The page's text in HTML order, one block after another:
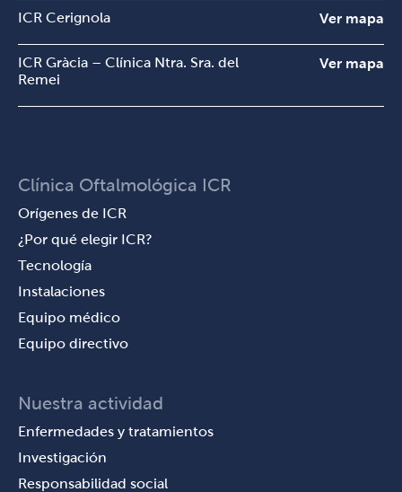
ICR Cerignola Ver mapa
ICR Gràcia – Clínica Ntra. Sra. del
Remei
Ver mapa
Clínica Oftalmológica ICR
Orígenes de ICR
¿Por qué elegir ICR?
Tecnología
Instalaciones
Equipo médico
Equipo directivo
Nuestra actividad
Enfermedades y tratamientos
Investigación
Responsabilidad social